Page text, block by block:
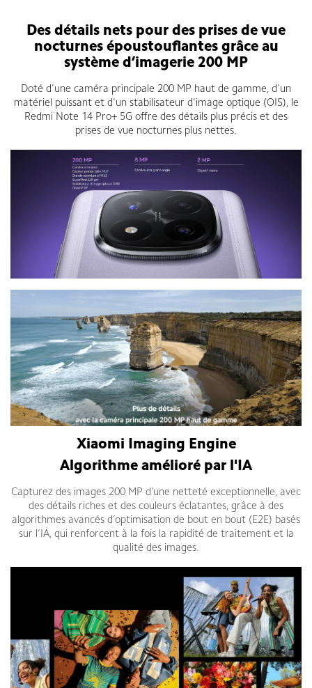
Des détails nets pour des prises de vue
nocturnes époustouflantes grâce au
système d’imagerie 200 MP
Doté d'une caméra principale 200 MP haut de gamme, d'un
matériel puissant et d'un stabilisateur d'image optique (OIS), le
Redmi Note 14 Pro+ 5G offre des détails plus précis et des
prises de vue nocturnes plus nettes.
Xiaomi Imaging Engine
Algorithme amélioré par l'IA
Capturez des images 200 MP d’une netteté exceptionnelle, avec
des détails riches et des couleurs éclatantes, grâce à des
algorithmes avancés d’optimisation de bout en bout (E2E) basés
sur l’IA, qui renforcent à la fois la rapidité de traitement et la
qualité des images.